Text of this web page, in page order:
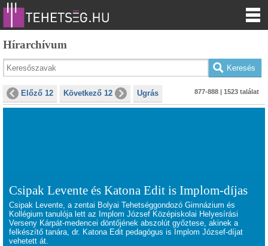
Hírarchívum
Előző 12 Következő 12 Ugrás 877-888 | 1523 találat
Csipak Levente és Katona Edit is Implom-díjas
Csipak Levente, a zentai Bolyai Tehetséggondozó Gimnázium és
Kollégium tanulója lett az Implom József Középiskolai Helyesírási
Verseny Kárpát-medencei döntőjének abszolút győztese, akinek a
felkészítő tanára, dr. Katona Edit pedagógus is Implom József-díjat
vehetett át.